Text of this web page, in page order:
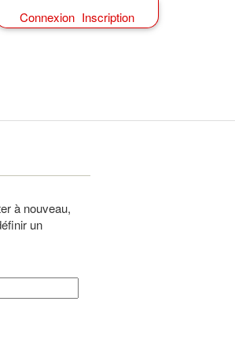
Connexion Inscription
à nouveau,
un